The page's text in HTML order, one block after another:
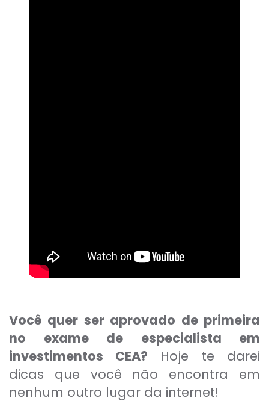
Você quer ser aprovado de primeira
no exame de especialista em
investimentos CEA? Hoje te darei
dicas que você não encontra em
nenhum outro lugar da internet!